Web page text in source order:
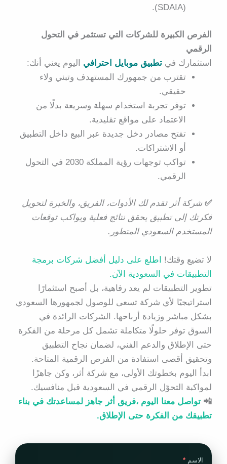
(SDAIA).
الفرص الكبيرة للشركات التي تستثمر في التحول
الرقمي
استثمارك في تطبيق موبايل احترافي اليوم يعني أنك:
تقترب من جمهورك المستهدف وتبني ولاء
حقيقي.
توفر تجربة استخدام سهلة وسريعة بدلًا من
الاعتماد على مواقع تقليدية.
تفتح مصادر دخل جديدة عبر البيع داخل التطبيق
أو الاشتراكات.
تواكب توجهات رؤية المملكة 2030 في التحول
الرقمي.
✅شركة أثر تقدم لك الأدوات، الفريق، والخبرة لتحويل
فكرتك إلى تطبيق يحقق نتائج فعلية ويواكب توقعات
المستخدم السعودي المتطور.
لا تضيع وقتك! اطلع على دليل أفضل شركات برمجة
التطبيقات في السعودية الآن.
تطوير التطبيقات لم يعد رفاهية، بل أصبح استثمارًا
استراتيجيًا لأي شركة تسعى للوصول لجمهورها السعودي
بشكل مباشر وزيادة أرباحها. الشركات الرائدة في
السوق توفر حلولًا متكاملة تشمل كل مرحلة من الفكرة
حتى الإطلاق والدعم الفني، لضمان نجاح التطبيق
وتحقيق أقصى استفادة من الفرص الرقمية المتاحة.
ابدأ اليوم بخطوتك الأولى، مع شركة أثر، وكن جاهزًا
لمواكبة التحوّل الرقمي في السعودية قبل منافسيك.
📲 تواصل معنا اليوم ،فريق أثر جاهز لمساعدتك في بناء
تطبيقك من الفكرة حتى الإطلاق.
الاسم